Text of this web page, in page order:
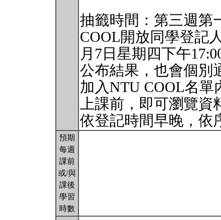
抽籤時間：第三週第
COOL開放同學登記
月7日星期四下午
公布結果，也會個別
加入NTU COOL名
上課前，即可瀏覽資
依登記時間早晚，依
預期
每週
課前
或/與
課後
學習
時數